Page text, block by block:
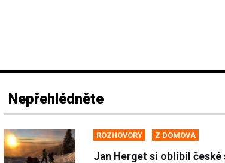
Nepřehlédněte
ROZHOVORY Z DOMOVA
Jan Herget si oblíbil české